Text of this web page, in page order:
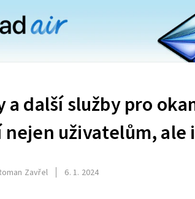
a další služby pro
nejen uživatelům,
Zavřel 6. 1. 2024